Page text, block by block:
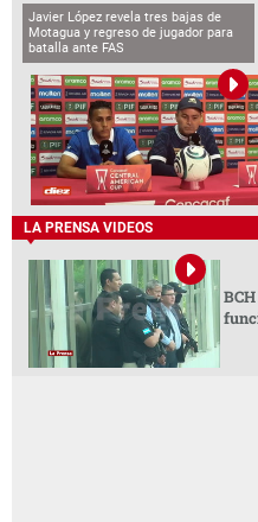
Javier López revela tres bajas de
Motagua y regreso de jugador para
batalla ante FAS
LA PRENSA VIDEOS